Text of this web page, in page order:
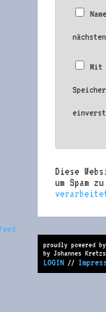
Mit
Diese
um Spam
proudly powered
by Johannes
LOGIN //